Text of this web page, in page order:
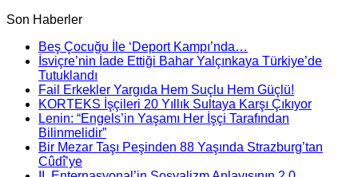
Son Haberler
Beş Çocuğu İle ‘Deport Kampı’nda…
İsviçre’nin İade Ettiği Bahar Yalçınkaya Türkiye’de
Tutuklandı
Fail Erkekler Yargıda Hem Suçlu Hem Güçlü!
KORTEKS İşçileri 20 Yıllık Sultaya Karşı Çıkıyor
Lenin: “Engels’in Yaşamı Her İşçi Tarafından
Bilinmelidir”
Bir Mezar Taşı Peşinden 88 Yaşında Strazburg’tan
Cûdî’ye